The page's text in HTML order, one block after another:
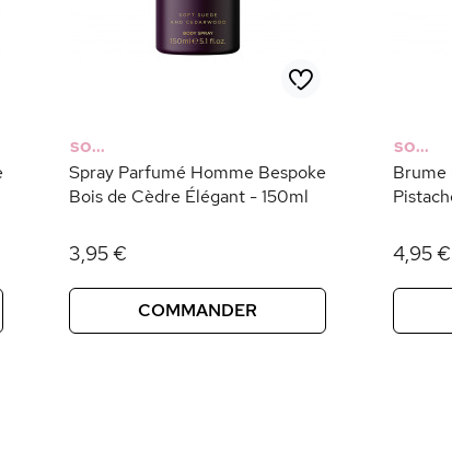
SO...
Spray Parfumé Homme Bespoke
Bois de Cèdre Élégant - 150ml
3,95 €
COMMANDER
SO...
Brume
4,95 €